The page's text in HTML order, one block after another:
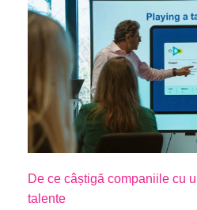
De ce câștigă companiile cu
talente